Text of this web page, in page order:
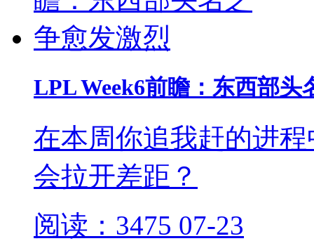
LPL Week6前瞻：东西部头
在本周你追我赶的进
会拉开差距？
阅读：3475 07-23